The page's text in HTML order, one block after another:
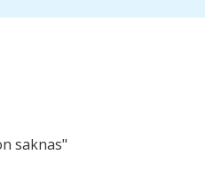
saknas"